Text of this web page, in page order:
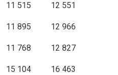
11 515 12 551
11 895 12 966
11 768 12 827
15 104 16 463